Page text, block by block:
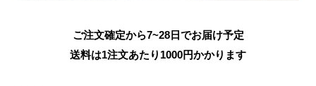
ご注文確定から7~28日でお届け予定
送料は1注文あたり 1000円かかります